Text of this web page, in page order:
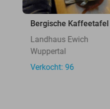
Bergische Kaffeetafel
Landhaus Ewich
Wuppertal
Verkocht: 96